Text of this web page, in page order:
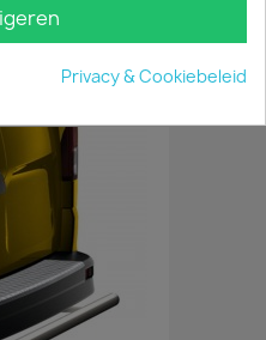
NV300 (spoiler)
incl. btw
excl. btw
Privacy & Cookiebeleid